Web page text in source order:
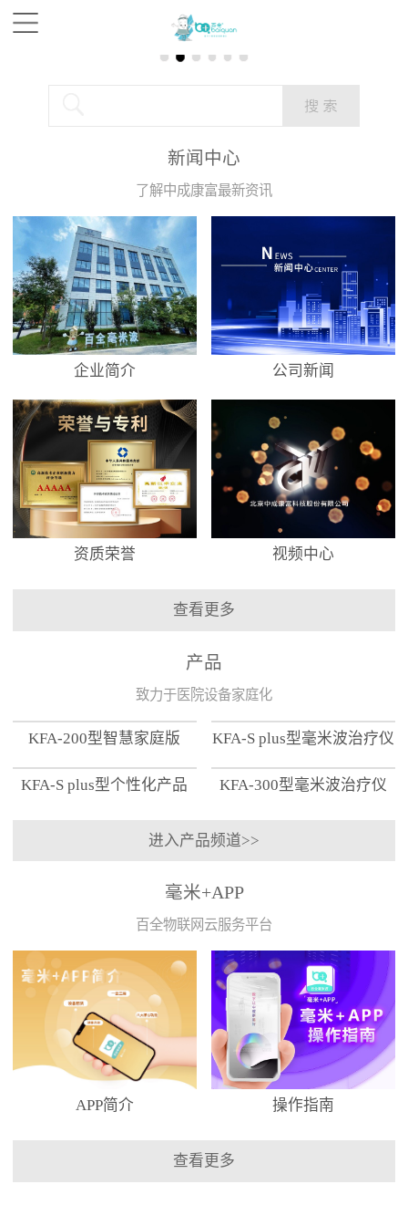
新闻中心
了解中成康富最新资讯
企业简介 公司新闻
资质荣誉 视频中心
查看更多
产品
致力于医院设备家庭化
KFA-200型智慧家庭版 KFA-S plus型毫米波治疗仪
KFA-S plus型个性化产品
KFA-300型毫米波治疗仪
进入产品频道>>
毫米+APP
百全物联网云服务平台
APP简介 操作指南
查看更多